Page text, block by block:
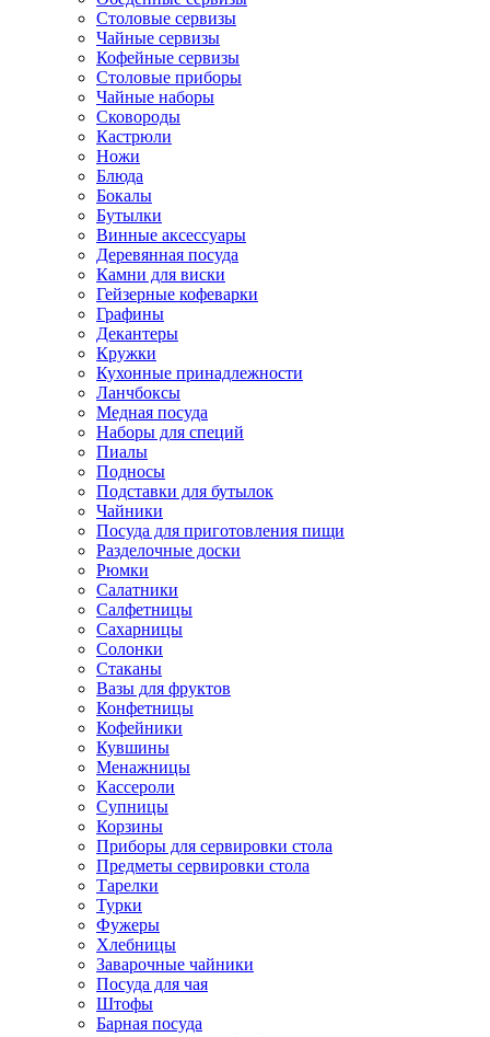
Столовые сервизы
Чайные сервизы
Кофейные сервизы
Столовые приборы
Чайные наборы
Сковороды
Кастрюли
Ножи
Блюда
Бокалы
Бутылки
Винные аксессуары
Деревянная посуда
Камни для виски
Гейзерные кофеварки
Графины
Декантеры
Кружки
Кухонные принадлежности
Ланчбоксы
Медная посуда
Наборы для специй
Пиалы
Подносы
Подставки для бутылок
Чайники
Посуда для приготовления пищи
Разделочные доски
Рюмки
Салатники
Салфетницы
Сахарницы
Солонки
Стаканы
Вазы для фруктов
Конфетницы
Кофейники
Кувшины
Менажницы
Кассероли
Супницы
Корзины
Приборы для сервировки стола
Предметы сервировки стола
Тарелки
Турки
Фужеры
Хлебницы
Заварочные чайники
Посуда для чая
Штофы
Барная посуда